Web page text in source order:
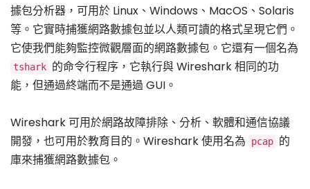
據包分析器，可用於 Linux、Windows、MacOS、Solaris
等。它實時捕獲網路數據包並以人類可讀的格式呈現它們。
它使我們能夠監控微觀層面的網路數據包。它還有一個名為
tshark 的命令行程序，它執行與 Wireshark 相同的功
能，但通過終端而不是通過 GUI。
Wireshark 可用於網路故障排除、分析、軟體和通信協議
開發，也可用於教育目的。Wireshark 使用名為
pcap 的
庫來捕獲網路數據包。